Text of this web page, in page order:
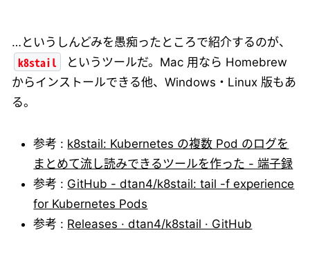
…というしんどみを愚痴ったところで紹介するのが、
k8stail
というツールだ。Mac 用なら Homebrew
からインストールできる他、Windows・Linux 版もあ
る。
参考 : k8stail: Kubernetes の複数 Pod のログを
まとめて流し読みできるツールを作った - 端子録
参考 : GitHub - dtan4/k8stail: tail -f experience
for Kubernetes Pods
参考 : Releases · dtan4/k8stail · GitHub